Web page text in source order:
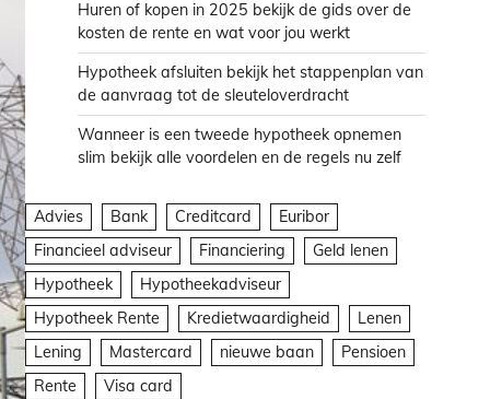
Huren of kopen in 2025 bekijk de gids over de
kosten de rente en wat voor jou werkt
Hypotheek afsluiten bekijk het stappenplan van
de aanvraag tot de sleuteloverdracht
Wanneer is een tweede hypotheek opnemen
slim bekijk alle voordelen en de regels nu zelf
Advies Bank Creditcard
Euribor
Financieel adviseur
Financiering
Geld lenen
Hypotheek
Hypotheekadviseur
Hypotheek Rente
Kredietwaardigheid
Lenen
Lening
Mastercard nieuwe baan
Pensioen
Rente
Visa card